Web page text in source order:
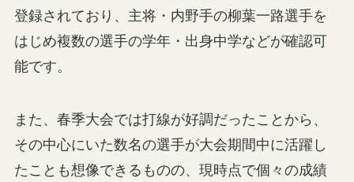
登録されており、主将・内野手の柳葉一路選手を
はじめ複数の選手の学年・出身中学などが確認可
能です。
また、春季大会では打線が好調だったことから、
その中心にいた数名の選手が大会期間中に活躍し
たことも想像できるものの、現時点で個々の成績